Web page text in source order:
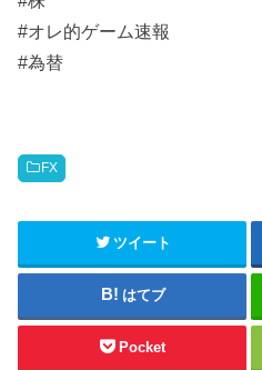
#オレ的ゲーム速報
#為替
FX
ツイート
はてブ
Pocket